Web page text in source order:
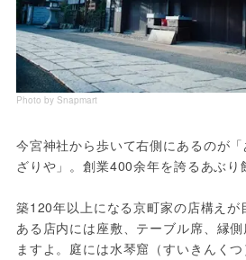
Photo by Snapmart
今宮神社から歩いて右側にあるのが
ざりや」。創業400余年を誇るあぶり
築120年以上になる京町家の店構えが
ある店内には座敷、テーブル席、縁
ますよ。庭には水琴窟（すいきんく